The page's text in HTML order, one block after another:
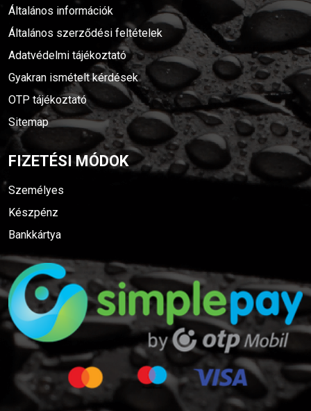
Általános információk
Általános szerződési feltételek
Adatvédelmi tájékoztató
Gyakran ismételt kérdések
OTP tájékoztató
Sitemap
FIZETÉSI MÓDOK
Személyes
Készpénz
Bankkártya